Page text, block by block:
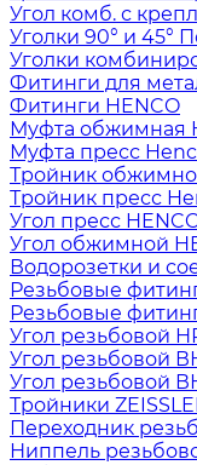
Угол комб. с
Уголки 90° и 45°
Уголки
Фитинги для
Фитинги HENCO
Муфта обжимная
Муфта пресс
Тройник
Тройник пресс
Угол пресс
Угол обжимной
Водорозетки и
Резьбовые
Резьбовые
Угол резьбовой
Угол резьбовой
Угол резьбовой
Тройники
Переходник
Ниппель